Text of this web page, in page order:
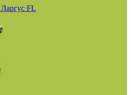
FL